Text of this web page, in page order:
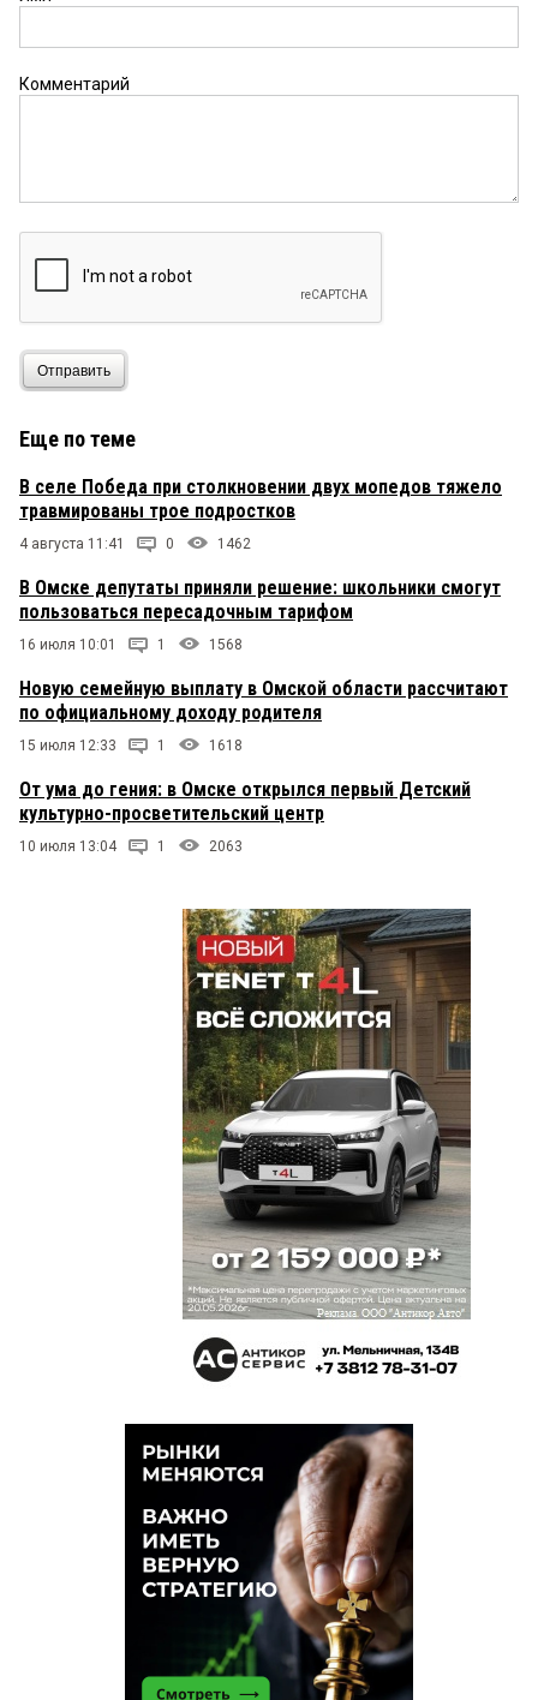
подарки муниципальным служащим, свадьбы и
«букетных» денег в хосписы (ну разве что на
плакаты над хосписами «ни когда не сдавайся»).
Вообще, ничего плохого не произойдёт, если
пройдёт собеседование через скайп, а ЕГЭ —
состоятельные родители «подарят» свои
рабочие дни 1е и 3е сентября желающим
Комментарий
Отправить
Еще по теме
В селе Победа при столкновении двух мопедов тяжело
травмированы трое подростков
4 августа 11:41 0 1462
В Омске депутаты приняли решение: школьники смогут
пользоваться пересадочным тарифом
16 июля 10:01 1 1568
Новую семейную выплату в Омской области рассчитают
по официальному доходу родителя
15 июля 12:33 1 1618
От ума до гения: в Омске открылся первый Детский
культурно-просветительский центр
10 июля 13:04 1 2063